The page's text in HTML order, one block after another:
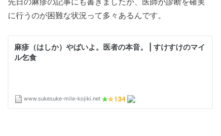
に行うのが困難な状況って多々あるんです。